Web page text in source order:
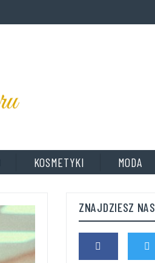
KOSMETYKI MODA
ZNAJDZIESZ NAS